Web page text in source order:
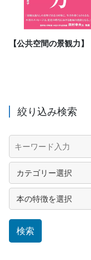
【公共空間の景観力】
絞り込み検索